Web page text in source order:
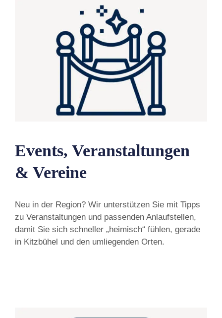
Events, Veranstaltungen
& Vereine
Neu in der Region? Wir unterstützen Sie mit Tipps
zu Veranstaltungen und passenden Anlaufstellen,
damit Sie sich schneller „heimisch“ fühlen, gerade
in Kitzbühel und den umliegenden Orten.